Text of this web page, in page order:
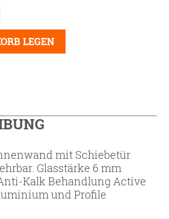
LEGEN
mit Schiebetür
Glasstärke 6 mm
Kalk Behandlung Active
und Profile